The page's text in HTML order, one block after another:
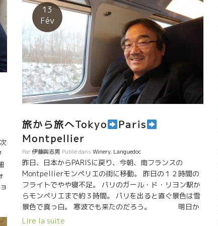
年間も収穫が激少化して、すべてが切迫した状況のなか
で、 １８年は天も味方してくれた。 苦労した後の最高の
ワイン！皆に笑顔が戻った。 １８年はムスカデ品種
でプリムール新酒を醸した。Pour de raisinピュール・
ド・レーザン。 これまた、リーズナブルな価格の上に、
グイグイ入ってしまう絶品なワイン。 多くの外国人バイ
ヤーも驚きの品質。 （問合せはESPOA）(野村ユニソン
社)
13
Fév
旅から旅へTokyo
Paris
Montpellier
Par伊藤與志男 Publié dans Winery, Languedoc
昨日、日本からPARISに戻り、今朝、南フランスの
Montpellierモンペリエの街に移動。 昨日の１２時間の
フライトでやや寝不足。 パリのガール・ド・リヨン駅か
らモンペリエまで約３時間。 パリを出ると直ぐ景色は雪
景色で真っ白。 寒波でも来たのだろう。 明日か
らBio、ナチュレル・ワインの見本市が開催される。 毎
Lire la suite